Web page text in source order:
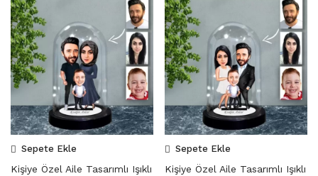
Sepete Ekle
Kişiye Özel Aile Tasarımlı Işıklı
Sepete Ekle
Kişiye Özel Aile Tasarımlı Işıklı